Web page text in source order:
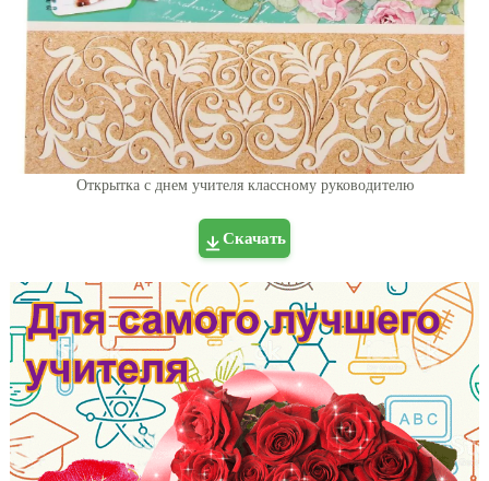
Открытка с днем учителя классному руководителю
Скачать